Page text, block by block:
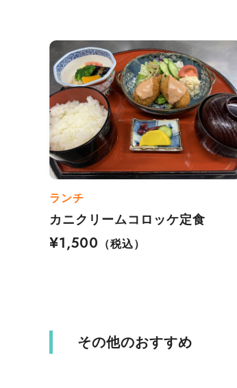
ランチ
カニクリームコロッケ定食
¥1,500
（税込）
その他のおすすめ